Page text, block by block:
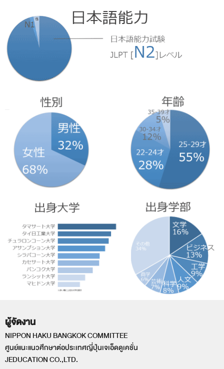
ผู้จัดงาน
NIPPON HAKU BANGKOK COMMITTEE
ศูนย์แนะแนวศึกษาต่อประเทศญี่ปุ่นเจเอ็ดดูเคชั่น
JEDUCATION CO.,LTD.